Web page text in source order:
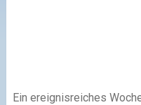
Ein ereignisreiches